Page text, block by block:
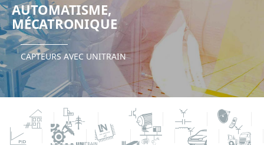
AUTOMATISME,
MÉCATRONIQUE
CAPTEURS AVEC UNITRAIN